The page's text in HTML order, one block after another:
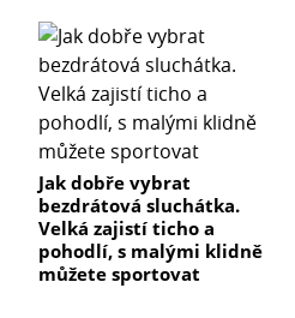
Jak dobře vybrat
bezdrátová sluchátka.
Velká zajistí ticho a
pohodlí, s malými klidně
můžete sportovat